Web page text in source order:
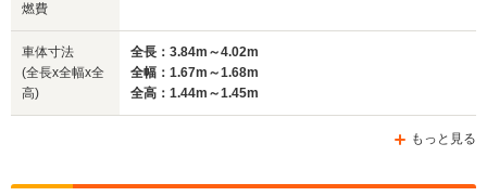
-m
燃費
車体寸法
(全長x全幅x全
高)
全長：3.84m～4.02m
全幅：1.67m～1.68m
全高：1.44m～1.45m
もっと見る